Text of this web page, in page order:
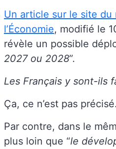
Un article sur le site du
l’Économie, modifié le
révèle un possible
2027 ou 2028”.
Les Français y sont-ils
Ça, ce n’est pas
Par contre, dans le
plus loin que “le